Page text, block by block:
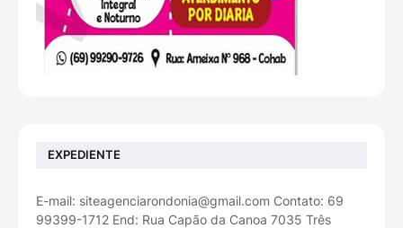
EXPEDIENTE
E-mail: siteagenciarondonia@gmail.com Contato: 69
99399-1712 End: Rua Capão da Canoa 7035 Três